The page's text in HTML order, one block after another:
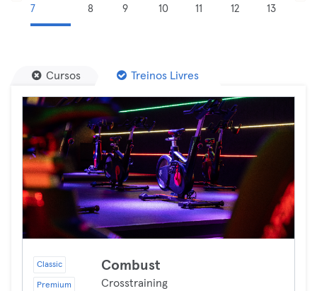
7
8
9
10
11
12
13
Cursos Treinos Livres
Classic
Premium
Combust
Crosstraining